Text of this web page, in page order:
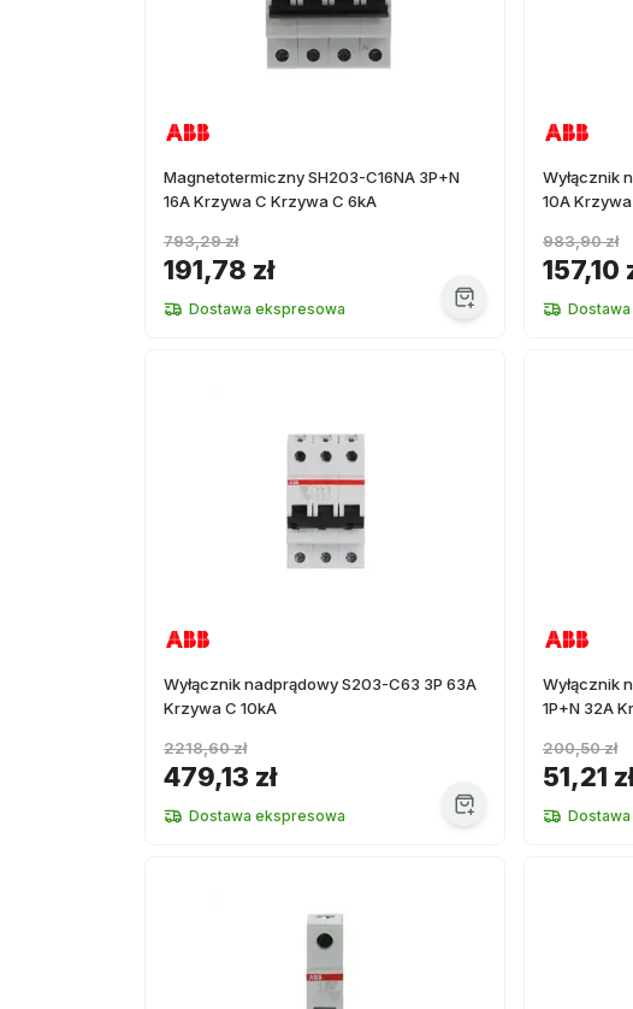
Magnetotermiczny SH203-C16NA 3P+N
16A Krzywa C Krzywa C 6kA
191,78 zł
793,29 zł
Dostawa ekspresowa
Wyłącznik
10A
157,10
983,90 zł
Wyłącznik nadprądowy S203-C63 3P 63A
Krzywa C 10kA
479,13 zł
2218,60 zł
Dostawa ekspresowa
Wyłącznik
1P+N 32A
51,21
200,50 zł